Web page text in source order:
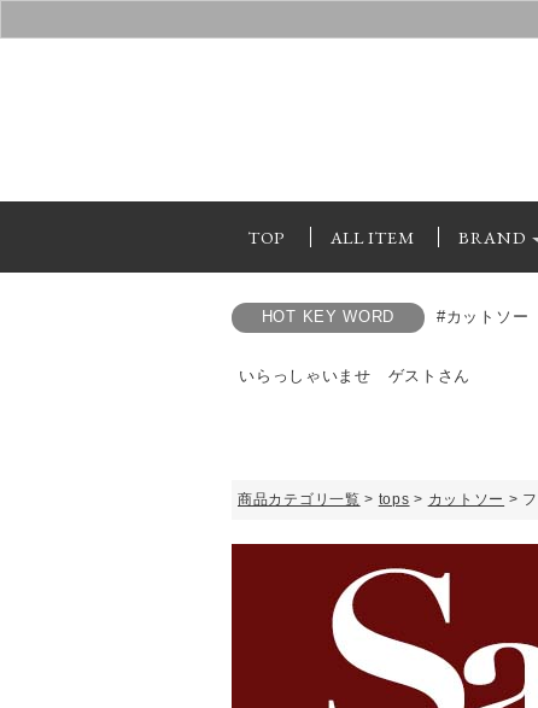
TOP ALL ITEM BRAND
HOT KEY WORD #カットソー
いらっしゃいませ ゲストさん
商品カテゴリ一覧 > tops > カットソー >